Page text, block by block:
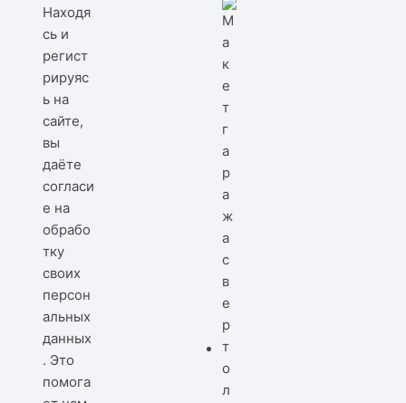
Находя
сь и
регист
рируяс
ь на
сайте,
вы
даёте
согласи
е на
обрабо
тку
своих
персон
альных
данных
. Это
помога